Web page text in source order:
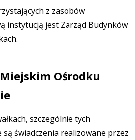
z zasobów
instytucją jest Zarząd Budynków
Ośrodku
szczególnie tych
świadczenia realizowane przez